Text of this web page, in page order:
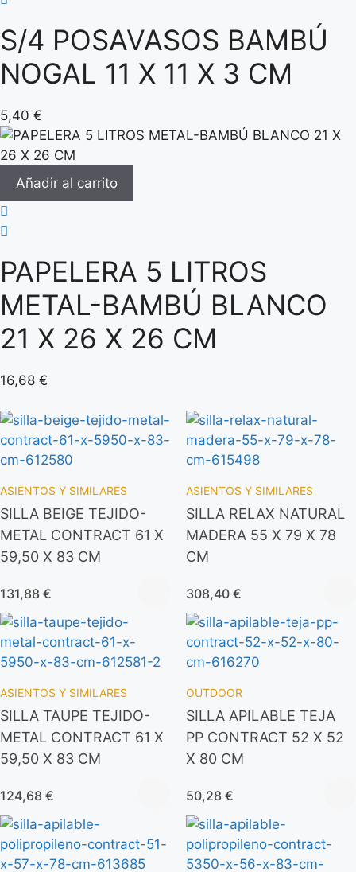
S/4 POSAVASOS BAMBÚ
NOGAL 11 X 11 X 3 CM
5,40 €
Añadir al carrito
PAPELERA 5 LITROS
METAL-BAMBÚ BLANCO
21 X 26 X 26 CM
16,68 €
ASIENTOS Y SIMILARES
SILLA BEIGE TEJIDO-
METAL CONTRACT 61 X
59,50 X 83 CM
131,88 €
ASIENTOS Y SIMILARES
SILLA RELAX NATURAL
MADERA 55 X 79 X 78
CM
308,40 €
ASIENTOS Y SIMILARES
SILLA TAUPE TEJIDO-
METAL CONTRACT 61 X
59,50 X 83 CM
124,68 €
OUTDOOR
SILLA APILABLE TEJA
PP CONTRACT 52 X 52
X 80 CM
50,28 €